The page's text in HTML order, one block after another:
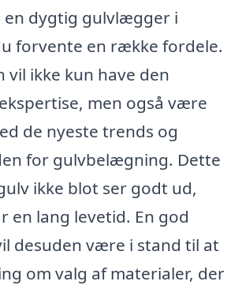
en dygtig gulvlægger i
forvente en række fordele.
vil ikke kun have den
men også være
de nyeste trends og
for gulvbelægning. Dette
ikke blot ser godt ud,
en lang levetid. En god
desuden være i stand til at
om valg af materialer, der